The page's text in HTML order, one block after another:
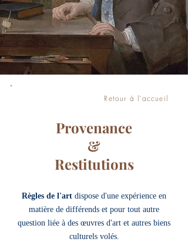
Retour à l'accueil
Provenance
&
Restitutions
Règles de l'art dispose d'une expérience en
matière de différends et pour tout autre
question liée à des œuvres d'art et autres biens
culturels volés.